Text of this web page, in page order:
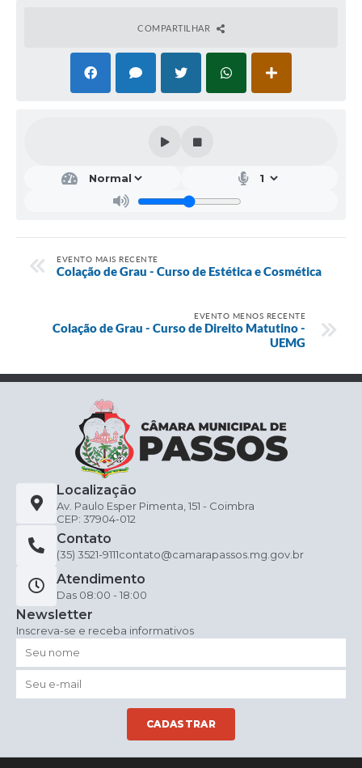
COMPARTILHAR
EVENTO MAIS RECENTE
Colação de Grau - Curso de Estética e Cosmética
EVENTO MENOS RECENTE
Colação de Grau - Curso de Direito Matutino -
UEMG
Localização
Av. Paulo Esper Pimenta, 151 - Coimbra
CEP: 37904-012
Contato
(35) 3521-9111contato@camarapassos.mg.gov.br
Atendimento
Das 08:00 - 18:00
Newsletter
Inscreva-se e receba informativos
CADASTRAR